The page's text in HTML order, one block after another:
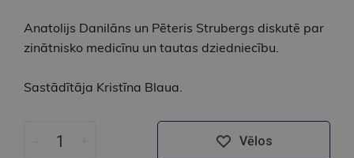
Anatolijs Danilāns un Pēteris Strubergs diskutē par
zinātnisko medicīnu un tautas dziedniecību.
Sastādītāja Kristīna Blaua.
Vēlos